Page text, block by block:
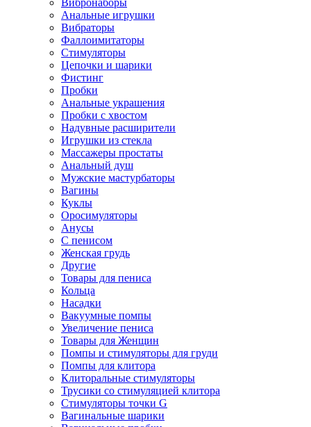
Вибронаборы
Анальные игрушки
Вибраторы
Фаллоимитаторы
Стимуляторы
Цепочки и шарики
Фистинг
Пробки
Анальные украшения
Пробки с хвостом
Надувные расширители
Игрушки из стекла
Массажеры простаты
Анальный душ
Мужские мастурбаторы
Вагины
Куклы
Оросимуляторы
Анусы
С пенисом
Женская грудь
Другие
Товары для пениса
Кольца
Насадки
Вакуумные помпы
Увеличение пениса
Товары для Женщин
Помпы и стимуляторы для груди
Помпы для клитора
Клиторальные стимуляторы
Трусики со стимуляцией клитора
Стимуляторы точки G
Вагинальные шарики